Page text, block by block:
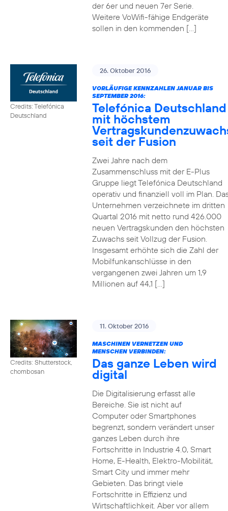
der 6er und neuen 7er Serie.
Weitere VoWifi-fähige Endgeräte
sollen in den kommenden […]
Credits: Telefónica
Deutschland
26. Oktober 2016
VORLÄUFIGE KENNZAHLEN JANUAR BIS
SEPTEMBER 2016:
Telefónica Deutschland
mit höchstem
seit der Fusion
Zwei Jahre nach dem
Zusammenschluss mit der E-Plus
Gruppe liegt Telefónica Deutschland
operativ und finanziell voll im Plan.
Unternehmen verzeichnete im dritten
Quartal 2016 mit netto rund 426.000
neuen Vertragskunden den höchsten
Zuwachs seit Vollzug der Fusion.
Insgesamt erhöhte sich die Zahl der
Mobilfunkanschlüsse in den
vergangenen zwei Jahren um 1,9
Millionen auf 44,1 […]
Credits: Shutterstock,
chombosan
11. Oktober 2016
MASCHINEN VERNETZEN UND
MENSCHEN VERBINDEN:
Das ganze Leben wird
digital
Die Digitalisierung erfasst alle
Bereiche. Sie ist nicht auf
Computer oder Smartphones
begrenzt, sondern verändert unser
ganzes Leben durch ihre
Fortschritte in Industrie 4.0, Smart
Home, E-Health, Elektro-Mobilität,
Smart City und immer mehr
Gebieten. Das bringt viele
Fortschritte in Effizienz und
Wirtschaftlichkeit. Aber vor allem